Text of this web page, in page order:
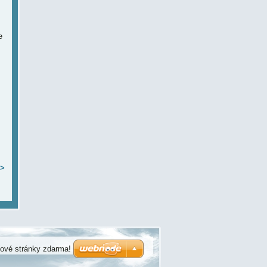
stránky zdarma!